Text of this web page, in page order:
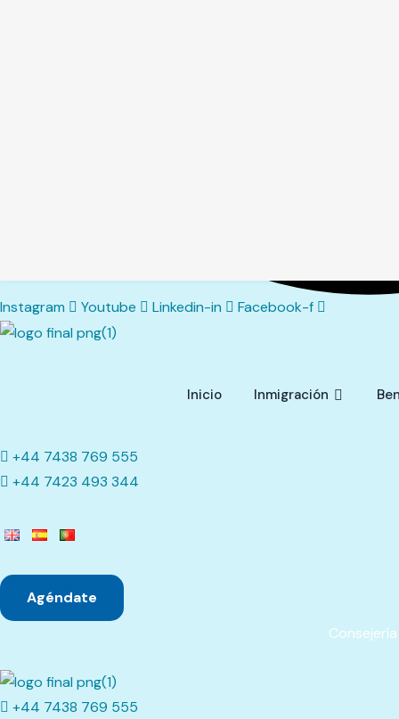
Instagram Youtube Linkedin-in Facebook-f
Inicio Inmigración
+44 7438 769 555
+44 7423 493 344
Agéndate
+44 7438 769 555